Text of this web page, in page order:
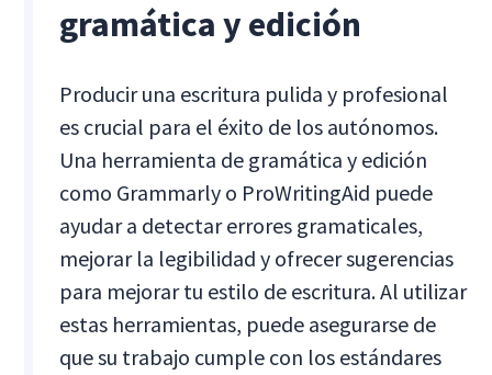
gramática y edición
Producir una escritura pulida y profesional
es crucial para el éxito de los autónomos.
Una herramienta de gramática y edición
como Grammarly o ProWritingAid puede
ayudar a detectar errores gramaticales,
mejorar la legibilidad y ofrecer sugerencias
para mejorar tu estilo de escritura. Al utilizar
estas herramientas, puede asegurarse de
que su trabajo cumple con los estándares